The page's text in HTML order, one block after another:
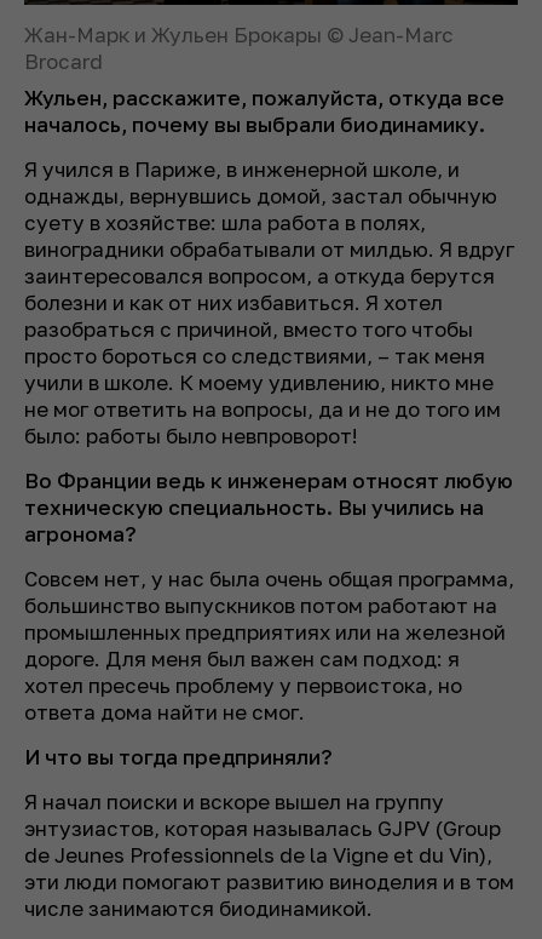
Жан-Марк и Жульен Брокары © Jean-Marc
Brocard
Жульен, расскажите, пожалуйста, откуда все
началось, почему вы выбрали биодинамику.
Я учился в Париже, в инженерной школе, и
однажды, вернувшись домой, застал обычную
суету в хозяйстве: шла работа в полях,
виноградники обрабатывали от милдью. Я вдруг
заинтересовался вопросом, а откуда берутся
болезни и как от них избавиться. Я хотел
разобраться с причиной, вместо того чтобы
просто бороться со следствиями, – так меня
учили в школе. К моему удивлению, никто мне
не мог ответить на вопросы, да и не до того им
было: работы было невпроворот!
Во Франции ведь к инженерам относят любую
техническую специальность. Вы учились на
агронома?
Совсем нет, у нас была очень общая программа,
большинство выпускников потом работают на
промышленных предприятиях или на железной
дороге. Для меня был важен сам подход: я
хотел пресечь проблему у первоистока, но
ответа дома найти не смог.
И что вы тогда предприняли?
Я начал поиски и вскоре вышел на группу
энтузиастов, которая называлась GJPV (Group
de Jeunes Professionnels de la Vigne et du Vin),
эти люди помогают развитию виноделия и в том
числе занимаются биодинамикой.